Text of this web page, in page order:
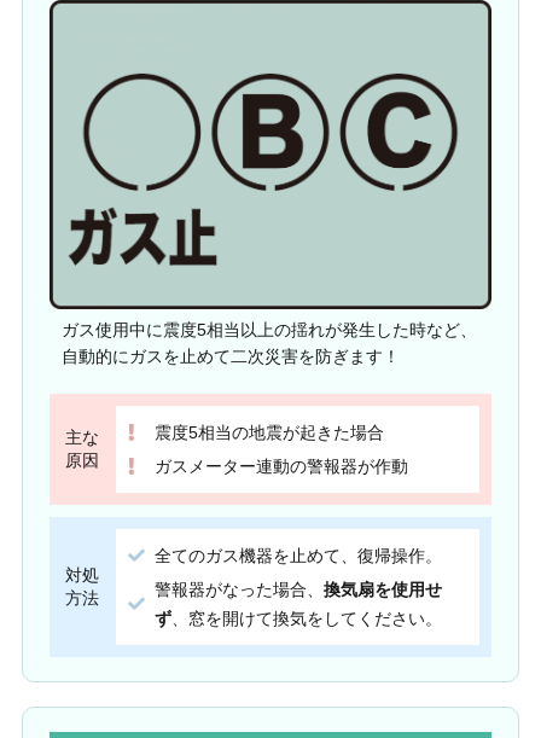
ガス使用中に震度5相当以上の揺れが発生した時など、
自動的にガスを止めて二次災害を防ぎます！
主な
原因
震度5相当の地震が起きた場合
ガスメーター連動の警報器が作動
対処
方法
全てのガス機器を止めて、復帰操作。
警報器がなった場合、換気扇を使用せ
ず 、窓を開けて換気をしてください。